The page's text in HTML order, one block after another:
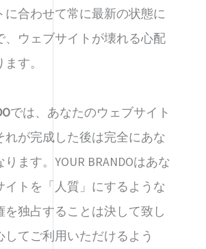
に合わせて常に最新の状態に
、ウェブサイトが壊れる心配
す。
では、あなたのウェブサイト
れが完成した後は完全にあな
ます。YOUR BRANDOはあな
イトを「人質」にするような
を独占することは決して致し
してご利用いただけるよう